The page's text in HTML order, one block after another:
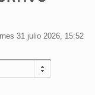
31 julio 2026, 15:52